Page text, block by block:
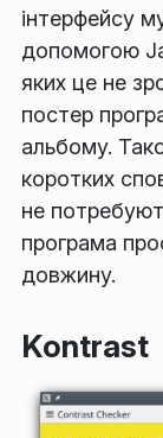
інтерфейсу
допомогою
яких це не
постер
альбому.
коротких
не
програма
довжину.
Kontrast